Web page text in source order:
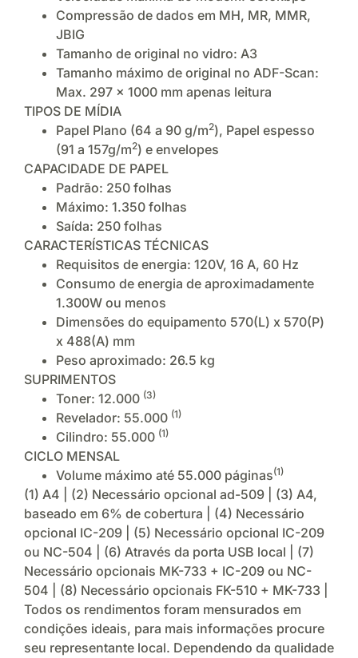
Compressão de dados em MH, MR, MMR,
JBIG
Tamanho de original no vidro: A3
Tamanho máximo de original no ADF-Scan:
Max. 297 x 1000 mm apenas leitura
TIPOS DE MÍDIA
Papel Plano (64 a 90 g/m2), Papel espesso
(91 a 157g/m2) e envelopes
CAPACIDADE DE PAPEL
Padrão: 250 folhas
Máximo: 1.350 folhas
Saída: 250 folhas
CARACTERÍSTICAS TÉCNICAS
Requisitos de energia: 120V, 16 A, 60 Hz
Consumo de energia de aproximadamente
1.300W ou menos
Dimensões do equipamento 570(L) x 570(P)
x 488(A) mm
Peso aproximado: 26.5 kg
SUPRIMENTOS
Toner: 12.000 (3)
Revelador: 55.000 (1)
Cilindro: 55.000 (1)
CICLO MENSAL
Volume máximo até 55.000 páginas(1)
(1) A4 | (2) Necessário opcional ad-509 | (3) A4,
baseado em 6% de cobertura | (4) Necessário
opcional IC-209 | (5) Necessário opcional IC-209
ou NC-504 | (6) Através da porta USB local | (7)
Necessário opcionais MK-733 + IC-209 ou NC-
504 | (8) Necessário opcionais FK-510 + MK-733 |
Todos os rendimentos foram mensurados em
condições ideais, para mais informações procure
seu representante local. Dependendo da qualidade